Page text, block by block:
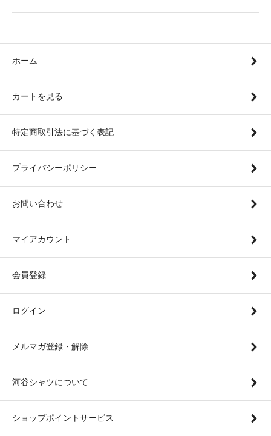
ホーム
カートを見る
特定商取引法に基づく表記
プライバシーポリシー
お問い合わせ
マイアカウント
会員登録
ログイン
メルマガ登録・解除
河谷シャツについて
ショップポイントサービス